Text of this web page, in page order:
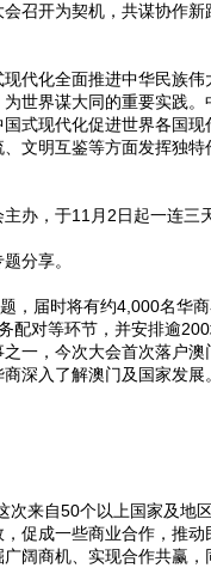
召开为契机，共谋协作
代化全面推进中华民族
世界谋大同的重要实践
式现代化促进世界各国
文明互鉴等方面发挥独
办，于11月2日起一连三
分享。
，届时将有约4,000名华
配对等环节，并安排逾
一，今次大会首次落户
深入了解澳门及国家发展。
次来自50个以上国家及地
促成一些商业合作，推
阔商机、实现合作共赢